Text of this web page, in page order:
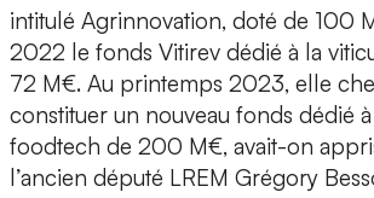
intitulé Agrinnovation, doté de 100
2022 le fonds Vitirev dédié à la
72 M€. Au printemps 2023, elle
constituer un nouveau fonds dédié à
foodtech de 200 M€, avait-on
l’ancien député LREM Grégory